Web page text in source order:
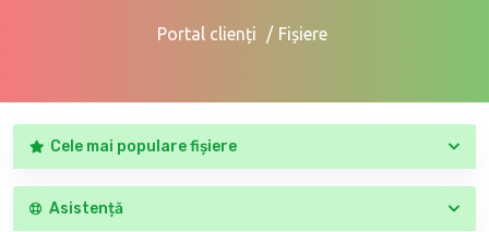
Portal clienți Fișiere
Cele mai populare fișiere
Asistență